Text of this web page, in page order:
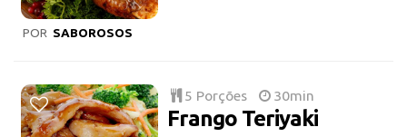
POR SABOROSOS
5 Porções 30min
Frango Teriyaki